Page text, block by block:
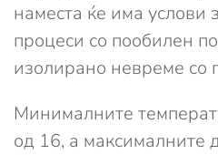
наместа ќе има услови
процеси со пообилен
изолирано невреме со
Минималните
од 16, а максималните